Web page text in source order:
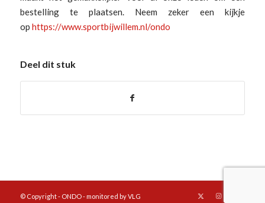
bestelling te plaatsen. Neem zeker een kijkje
op https://www.sportbijwillem.nl/ondo
Deel dit stuk
© Copyright - ONDO - monitored by VLG